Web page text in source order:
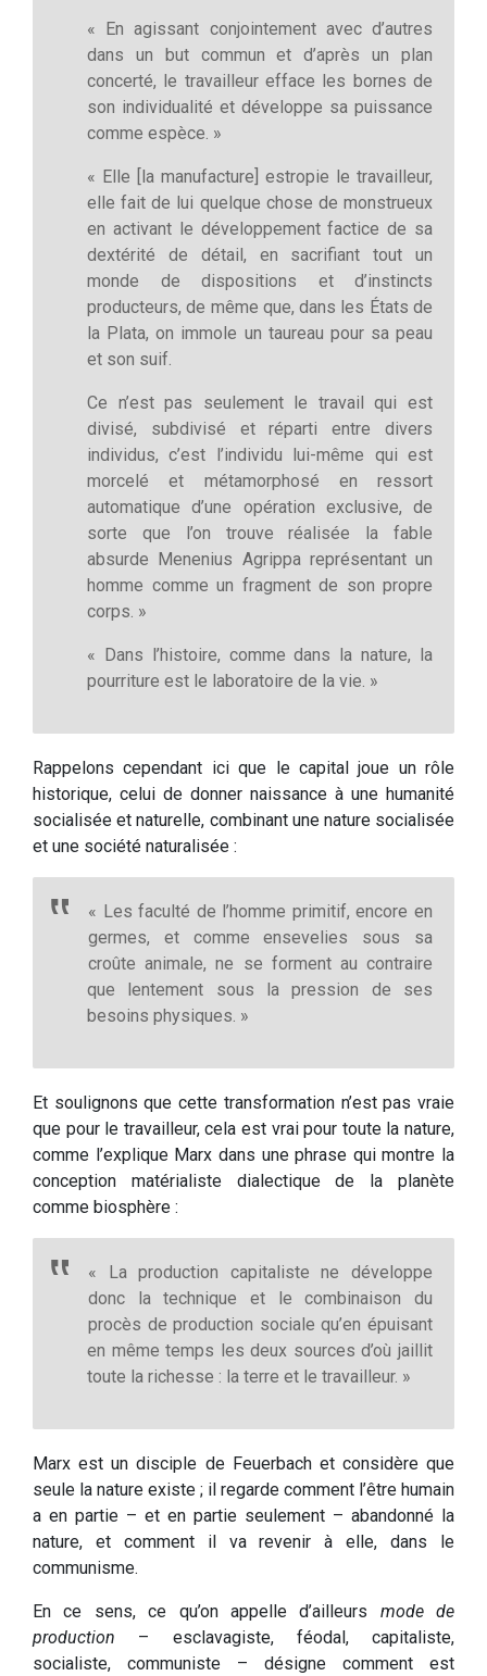
« En agissant conjointement avec d’autres
dans un but commun et d’après un plan
concerté, le travailleur efface les bornes de
son individualité et développe sa puissance
comme espèce. »
« Elle [la manufacture] estropie le travailleur,
elle fait de lui quelque chose de monstrueux
en activant le développement factice de sa
dextérité de détail, en sacrifiant tout un
monde de dispositions et d’instincts
producteurs, de même que, dans les États de
la Plata, on immole un taureau pour sa peau
et son suif.
Ce n’est pas seulement le travail qui est
divisé, subdivisé et réparti entre divers
individus, c’est l’individu lui-même qui est
morcelé et métamorphosé en ressort
automatique d’une opération exclusive, de
sorte que l’on trouve réalisée la fable
absurde Menenius Agrippa représentant un
homme comme un fragment de son propre
corps. »
« Dans l’histoire, comme dans la nature, la
pourriture est le laboratoire de la vie. »
Rappelons cependant ici que le capital joue un rôle
historique, celui de donner naissance à une humanité
socialisée et naturelle, combinant une nature socialisée
et une société naturalisée :
« Les faculté de l’homme primitif, encore en
germes, et comme ensevelies sous sa
croûte animale, ne se forment au contraire
que lentement sous la pression de ses
besoins physiques. »
Et soulignons que cette transformation n’est pas vraie
que pour le travailleur, cela est vrai pour toute la nature,
comme l’explique Marx dans une phrase qui montre la
conception matérialiste dialectique de la planète
comme biosphère :
« La production capitaliste ne développe
donc la technique et le combinaison du
procès de production sociale qu’en épuisant
en même temps les deux sources d’où jaillit
toute la richesse : la terre et le travailleur. »
Marx est un disciple de Feuerbach et considère que
seule la nature existe ; il regarde comment l’être humain
a en partie – et en partie seulement – abandonné la
nature, et comment il va revenir à elle, dans le
communisme.
En ce sens, ce qu’on appelle d’ailleurs mode de
production – esclavagiste, féodal, capitaliste,
socialiste, communiste – désigne comment est